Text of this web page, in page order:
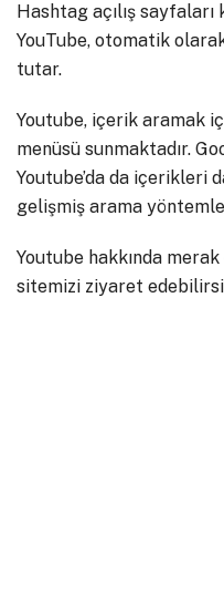
Hashtag açılış sayfaları
YouTube, otomatik
tutar.
Youtube, içerik aramak
menüsü sunmaktadır.
Youtube’da da içerikleri
gelişmiş arama
Youtube hakkında
sitemizi ziyaret